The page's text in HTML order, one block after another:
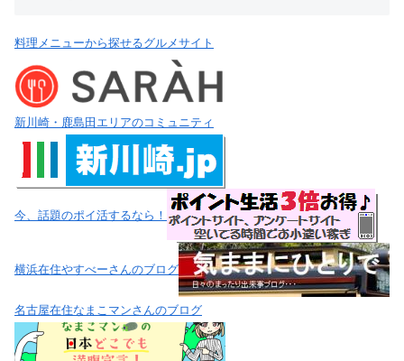
料理メニューから探せるグルメサイト
新川崎・鹿島田エリアのコミュニティ
今、話題のポイ活するなら！
横浜在住やすべーさんのブログ
名古屋在住なまこマンさんのブログ